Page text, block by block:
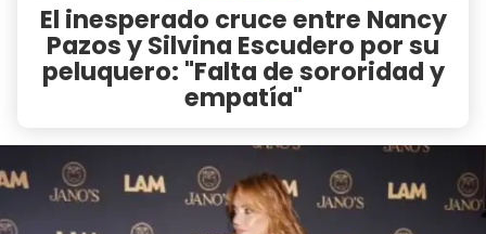
El inesperado cruce entre Nancy
Pazos y Silvina Escudero por su
peluquero: "Falta de sororidad y
empatía"